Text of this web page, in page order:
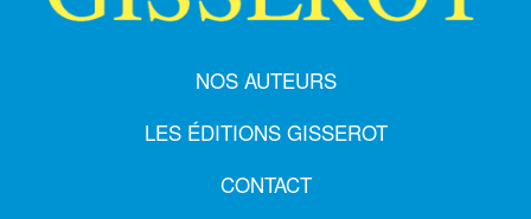
NOS AUTEURS
LES ÉDITIONS GISSEROT
CONTACT